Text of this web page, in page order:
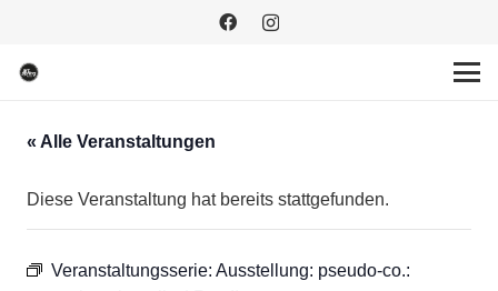
« Alle Veranstaltungen
Diese Veranstaltung hat bereits stattgefunden.
Veranstaltungsserie: Ausstellung: pseudo-co.: